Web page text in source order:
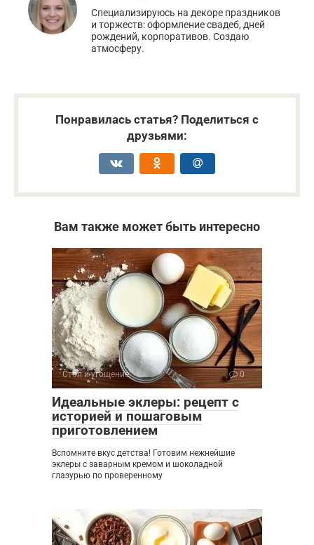
Специализируюсь на декоре праздников
и торжеств: оформление свадеб, дней
рождений, корпоративов. Создаю
атмосферу.
Понравилась статья? Поделиться с
друзьями:
Вам также может быть интересно
Стол и угощение 0
Идеальные эклеры: рецепт с
историей и пошаговым
приготовлением
Вспомните вкус детства! Готовим нежнейшие
эклеры с заварным кремом и шоколадной
глазурью по проверенному